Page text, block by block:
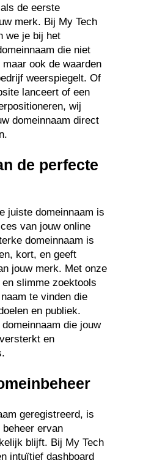
de eerste
merk. Bij My Tech
we je bij het
die niet
ook de waarden
weerspiegelt. Of
lanceert of een
wij
domeinnaam direct
de perfecte
juiste domeinnaam is
van jouw online
domeinnaam is
kort, en geeft
jouw merk. Met onze
slimme zoektools
te vinden die
en publiek.
die jouw
en
geregistreerd, is
ervan
blijft. Bij My Tech
intuïtief dashboard